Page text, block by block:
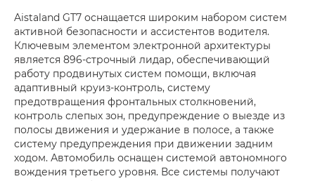
Aistaland GT7 оснащается широким набором систем
активной безопасности и ассистентов водителя.
Ключевым элементом электронной архитектуры
является 896-строчный лидар, обеспечивающий
работу продвинутых систем помощи, включая
адаптивный круиз-контроль, систему
предотвращения фронтальных столкновений,
контроль слепых зон, предупреждение о выезде из
полосы движения и удержание в полосе, а также
систему предупреждения при движении задним
ходом. Автомобиль оснащен системой автономного
вождения третьего уровня. Все системы получают